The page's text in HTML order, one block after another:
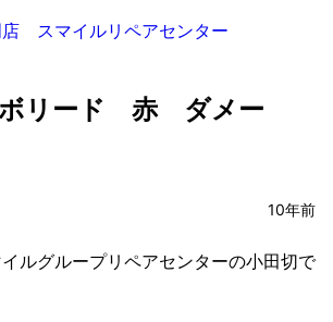
スマイルリペアセンター
リード 赤 ダメー
10年前
ルグループリペアセンターの小田切で